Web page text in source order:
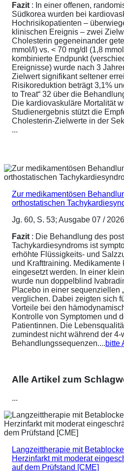
Fazit : In einer offenen,
Südkorea wurden bei
Hochrisikopatienten –
klinischen Ereignis – zwei
Cholesterin gegeneinander
mmol/l) vs. < 70 mg/dl (1,8
kombinierte Endpunkt
Ereignisse) wurde nach 3
Zielwert signifikant seltener
Risikoreduktion beträgt 3,1%
to Treat“ 32 über die
Die kardiovaskuläre Mortalität
Studienergebnis stützt die
Cholesterin-Zielwerte in der
...
Zur medikamentösen
orthostatischen
Jg. 60, S. 53; Ausgabe 07 / 2026
Fazit : Die Behandlung des
Tachykardiesyndroms ist
erhöhte Flüssigkeits- und
und Krafttraining. Medikamente
eingesetzt werden. In einer
wurde nun doppelblind
Placebo in einer sequenziellen
verglichen. Dabei zeigten sich
Vorteile bei den
Kontrolle von Symptomen und
Patientinnen. Die
zumindest nicht während der 4-
Behandlungssequenzen....bitte
Alle Artikel zum
...
Langzeittherapie mit
Herzinfarkt mit moderat
auf dem Prüfstand [CME]